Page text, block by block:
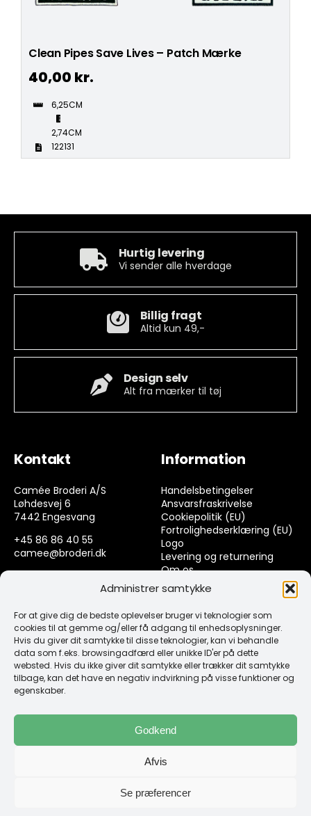
Administrer samtykke
For at give dig de bedste oplevelser bruger vi teknologier som
cookies til at gemme og/eller få adgang til enhedsoplysninger.
Hvis du giver dit samtykke til disse teknologier, kan vi behandle
data som f.eks. browsingadfærd eller unikke ID'er på dette
websted. Hvis du ikke giver dit samtykke eller trækker dit samtykke
tilbage, kan det have en negativ indvirkning på visse funktioner og
egenskaber.
Godkend
Afvis
Se præferencer
Clean Pipes Save Lives – Patch Mærke
40,00 kr.
6,25CM
2,74CM
122131
Hurtig levering
Vi sender alle hverdage
Billig fragt
Altid kun 49,-
Design selv
Alt fra mærker til tøj
Kontakt
Camée Broderi A/S
Løhdesvej 6
7442 Engesvang
+45 86 86 40 55
camee@broderi.dk
Information
Handelsbetingelser
Ansvarsfraskrivelse
Cookiepolitik (EU)
Fortrolighedserklæring (EU)
Logo
Levering og returnering
Om os
Kontakt
Links
Spørgsmål & Svar
Tråd
Design selv guide
Konto
Log ind